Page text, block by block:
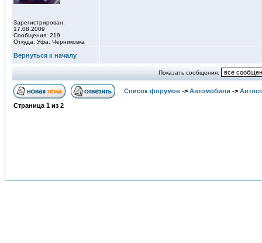
Зарегистрирован:
17.08.2009
Сообщения: 219
Откуда: Уфа, Черниковка
Вернуться к началу
Показать сообщения:
Список форумов -> Автомобили ->
Страница 1 из 2